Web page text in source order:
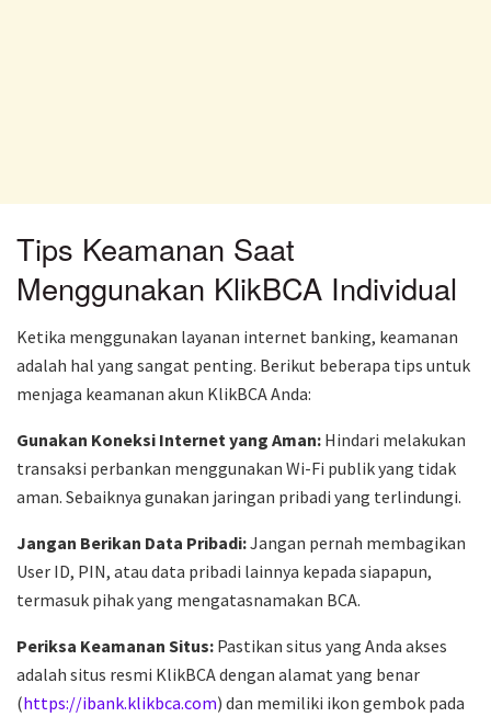
Tips Keamanan Saat
Menggunakan KlikBCA Individual
Ketika menggunakan layanan internet banking, keamanan
adalah hal yang sangat penting. Berikut beberapa tips untuk
menjaga keamanan akun KlikBCA Anda:
Gunakan Koneksi Internet yang Aman: Hindari melakukan
transaksi perbankan menggunakan Wi-Fi publik yang tidak
aman. Sebaiknya gunakan jaringan pribadi yang terlindungi.
Jangan Berikan Data Pribadi:Jangan pernah membagikan
User ID, PIN, atau data pribadi lainnya kepada siapapun,
termasuk pihak yang mengatasnamakan BCA.
Periksa Keamanan Situs: Pastikan situs yang Anda akses
adalah situs resmi KlikBCA dengan alamat yang benar
(https://ibank.klikbca.com) dan memiliki ikon gembok pada